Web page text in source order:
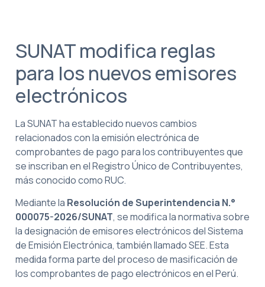
SUNAT modifica reglas
para los nuevos emisores
electrónicos
La SUNAT ha establecido nuevos cambios
relacionados con la emisión electrónica de
comprobantes de pago para los contribuyentes que
se inscriban en el Registro Único de Contribuyentes,
más conocido como RUC.
Mediante la Resolución de Superintendencia N.°
000075-2026/SUNAT, se modifica la normativa sobre
la designación de emisores electrónicos del Sistema
de Emisión Electrónica, también llamado SEE. Esta
medida forma parte del proceso de masificación de
los comprobantes de pago electrónicos en el Perú.